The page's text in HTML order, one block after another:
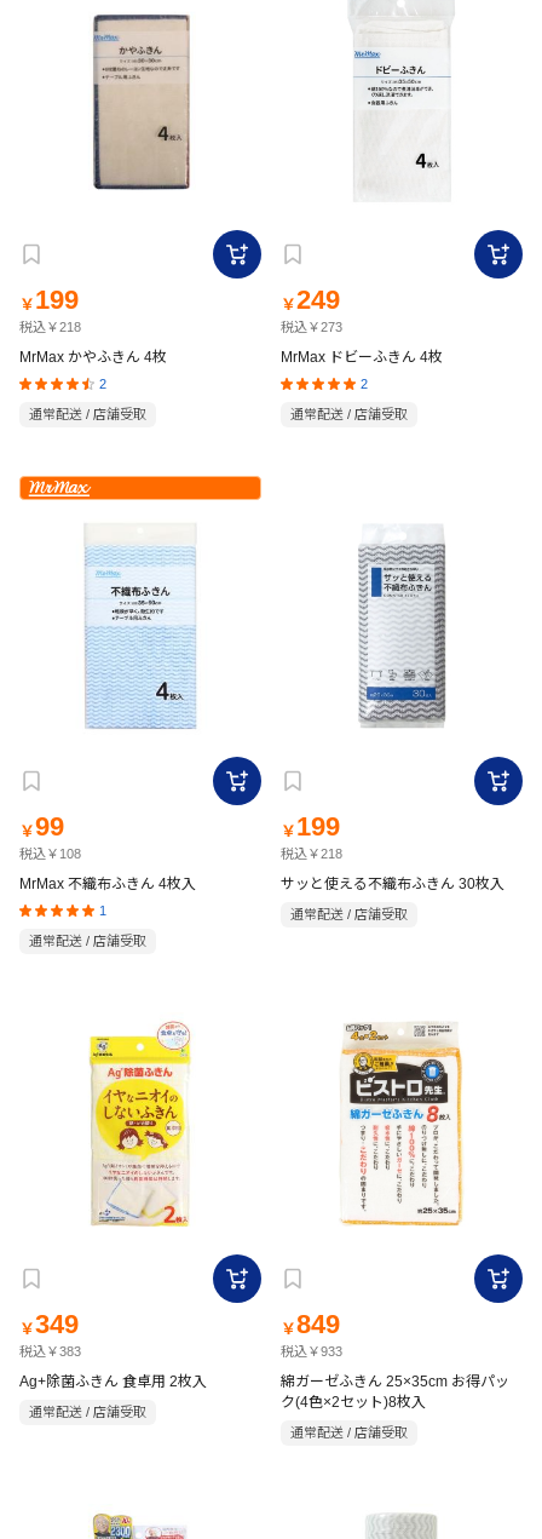
￥ 199
税込￥218
MrMax かやふきん 4枚
2
通常配送 / 店舗受取
￥249
税込￥273
MrMax ドビーふきん 4枚
2
通常配送 / 店舗受取
￥99
税込￥108
MrMax 不織布ふきん 4枚入
1
通常配送 / 店舗受取
￥ 199
税込￥218
サッと使える不織布ふきん 30枚入
通常配送 / 店舗受取
￥349
税込￥383
Ag+除菌ふきん 食卓用 2枚入
通常配送 / 店舗受取
￥849
税込￥933
綿ガーゼふきん 25×35cm お得パッ
ク(4色×2セット)8枚入
通常配送 / 店舗受取